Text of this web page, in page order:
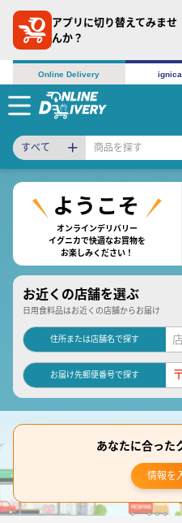
アプリに切り替えてみませ
んか？
Online Delivery
すべて
オンラインデリバリー
イグニカで快適なお買物を
お楽しみください！
お近くの店舗を選ぶ
日用食料品はお近くの店舗からお届け
住所または店舗名で探す
お届け先郵便番号で探す
あなたに合った
情報を